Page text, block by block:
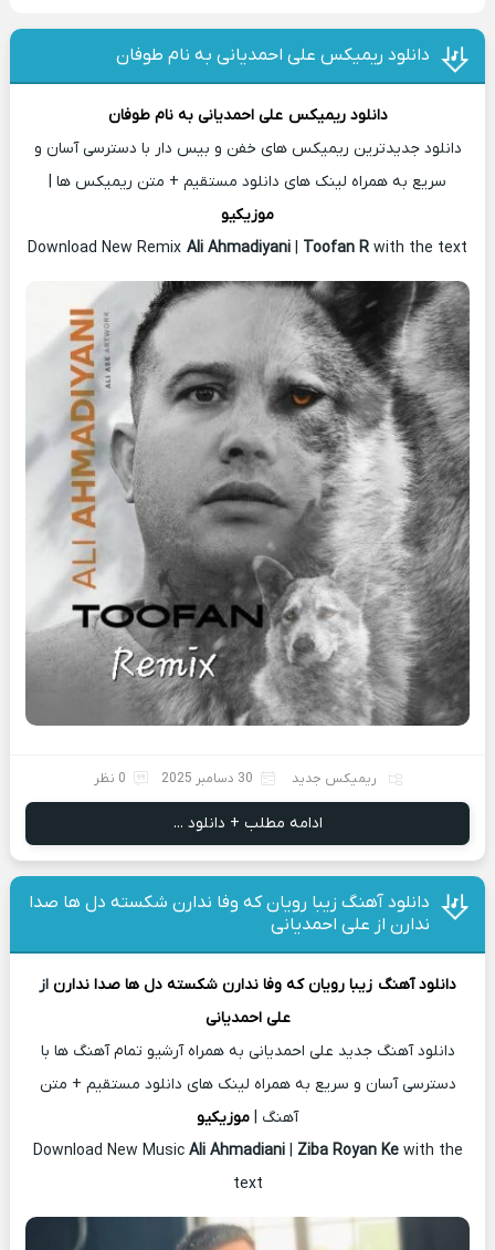
دانلود ریمیکس علی احمدیانی به نام طوفان
دانلود ریمیکس علی احمدیانی به نام طوفان
دانلود جدیدترین ریمیکس های خفن و بیس دار با دسترسی آسان و
سریع به همراه لینک های دانلود مستقیم + متن ریمیکس ها |
موزیکیو
Download New Remix Ali Ahmadiyani | Toofan R with the text
ریمیکس جدید 30 دسامبر 2025 0 نظر
ادامه مطلب + دانلود ...
دانلود آهنگ زیبا رویان که وفا ندارن شکسته دل ها صدا
ندارن از علی احمدیانی
دانلود آهنگ زیبا رویان که وفا ندارن شکسته دل ها صدا ندارن از
علی احمدیانی
دانلود آهنگ جدید علی احمدیانی به همراه آرشیو تمام آهنگ ها با
دسترسی آسان و سریع به همراه لینک های دانلود مستقیم + متن
آهنگ | موزیکیو
Download New Music Ali Ahmadiani| Ziba Royan Ke with the
text